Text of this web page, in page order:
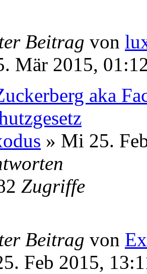
Beitrag von
Mär 2015,
aka
» Mi 25.
Zugriffe
Beitrag von
Feb 2015,